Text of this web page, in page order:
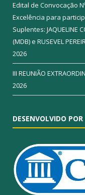
Edital de Convocação
Excelência para
Suplentes: JAQUELINE
(MDB) e RUSEVEL
2026
III REUNIÃO
2026
DESENVOLVIDO POR